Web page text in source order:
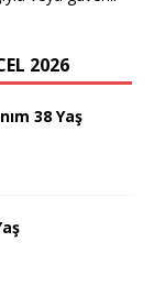
2026
38 Yaş